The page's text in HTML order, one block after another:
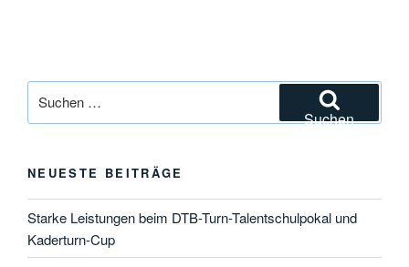
nach:
Suchen
NEUESTE BEITRÄGE
Starke Leistungen beim DTB-Turn-Talentschulpokal und
Kaderturn-Cup